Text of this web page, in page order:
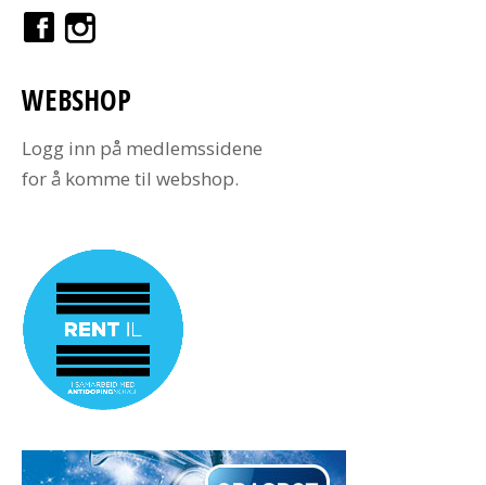
WEBSHOP
Logg inn på medlemssidene
for å komme til webshop.